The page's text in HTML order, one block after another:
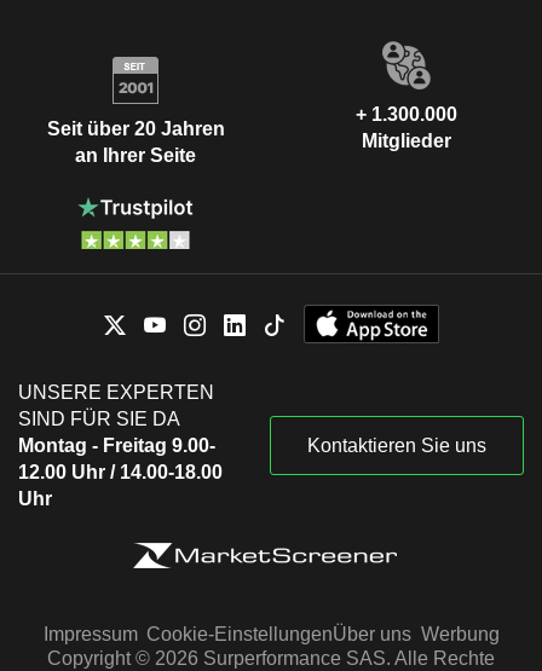
Seit über 20 Jahren
an Ihrer Seite
+ 1.300.000
Mitglieder
UNSERE EXPERTEN
SIND FÜR SIE DA
Montag - Freitag 9.00-
12.00 Uhr / 14.00-18.00
Uhr
Kontaktieren Sie uns
Impressum Cookie-EinstellungenÜber uns Werbung
Copyright © 2026 Surperformance SAS. Alle Rechte